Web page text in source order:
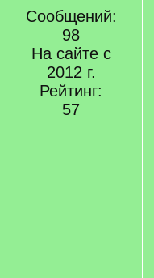
Сообщений:
98
На сайте с
2012 г.
Рейтинг:
57